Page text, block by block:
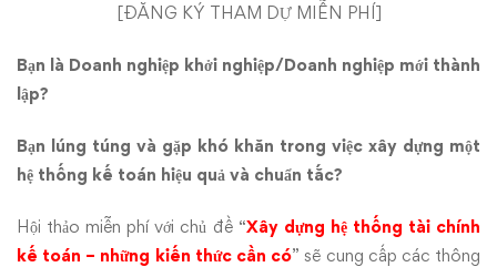
có”
[ĐĂNG KÝ THAM DỰ MIỄN PHÍ]
Bạn là Doanh nghiệp khởi nghiệp/Doanh nghiệp mới thành
lập?
Bạn lúng túng và gặp khó khăn trong việc xây dựng một
hệ thống kế toán hiệu quả và chuẩn tắc?
Hội thảo miễn phí với chủ đề “Xây dựng hệ thống tài chính
kế toán – những kiến thức cần có” sẽ cung cấp các thông